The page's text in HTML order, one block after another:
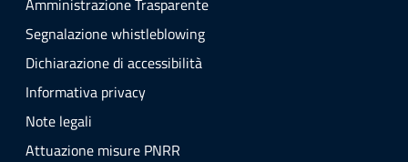
Amministrazione Trasparente
Segnalazione whistleblowing
Dichiarazione di accessibilità
Informativa privacy
Note legali
Attuazione misure PNRR